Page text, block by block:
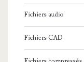
Fichiers audio
Fichiers CAD